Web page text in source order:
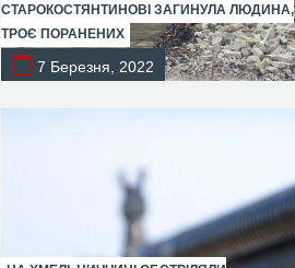
СТАРОКОСТЯНТИНОВІ ЗАГИНУЛА ЛЮДИНА,
ТРОЄ ПОРАНЕНИХ
7 Березня, 2022